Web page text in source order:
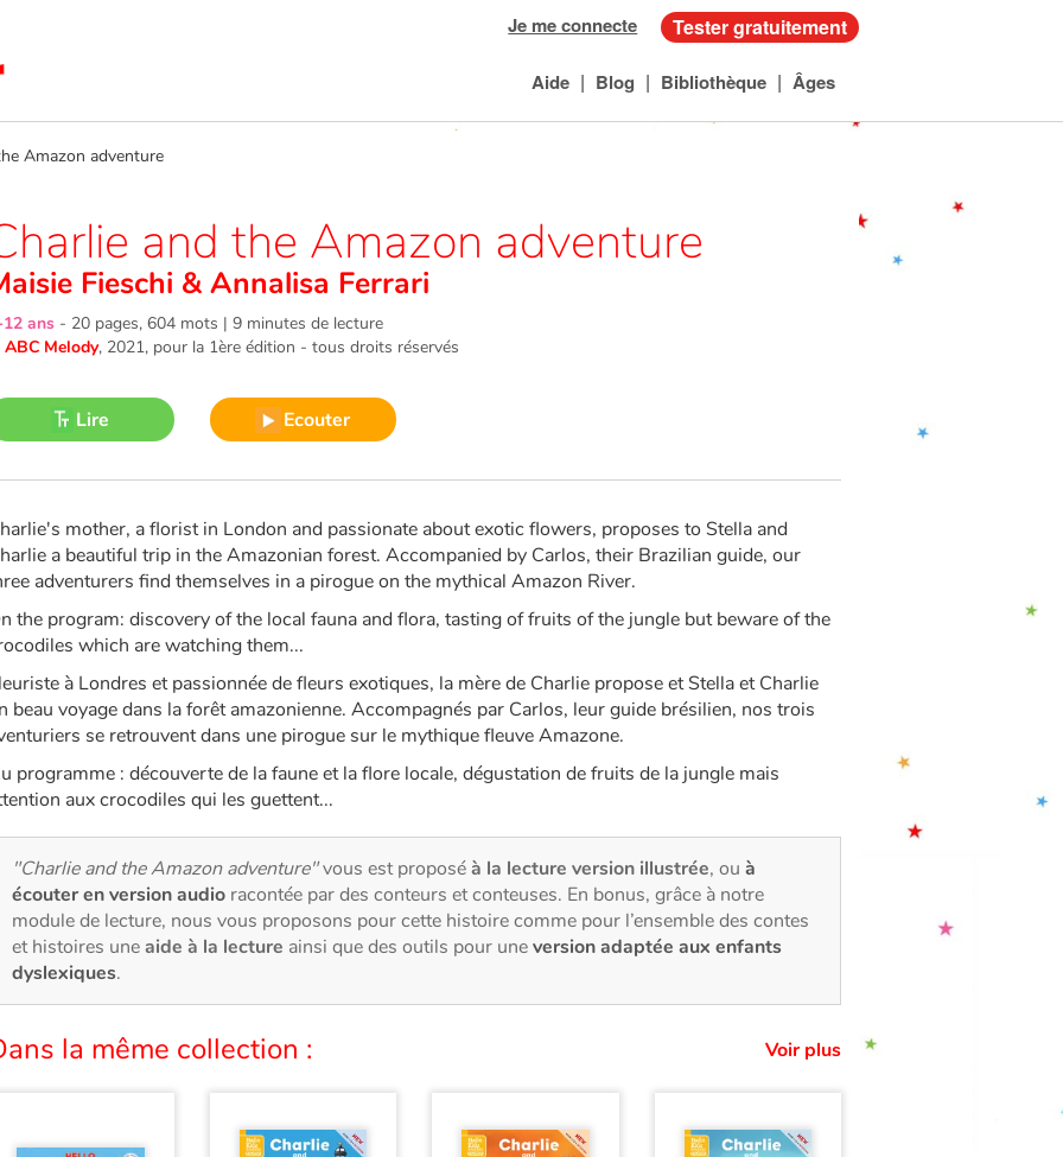
Je me connecte Tester gratuitement
Aide | Blog | Bibliothèque | Âges
Amazon adventure
and the Amazon adventure
Fieschi & Annalisa Ferrari
ans - 20 pages, 604 mots | 9 minutes de lecture
ABC Melody, 2021, pour la 1ère édition - tous droits réservés
Lire Ecouter
mother, a florist in London and passionate about exotic flowers, proposes to Stella and
a beautiful trip in the Amazonian forest. Accompanied by Carlos, their Brazilian guide, our
adventurers find themselves in a pirogue on the mythical Amazon River.
the program: discovery of the local fauna and flora, tasting of fruits of the jungle but beware of the
which are watching them...
à Londres et passionnée de fleurs exotiques, la mère de Charlie propose et Stella et Charlie
beau voyage dans la forêt amazonienne. Accompagnés par Carlos, leur guide brésilien, nos trois
se retrouvent dans une pirogue sur le mythique fleuve Amazone.
programme : découverte de la faune et la flore locale, dégustation de fruits de la jungle mais
aux crocodiles qui les guettent...
"Charlie and the Amazon adventure"vous est proposéà la lecture version illustrée, ou à
écouter en version audio racontée par des conteurs et conteuses. En bonus, grâce à notre
module de lecture, nous vous proposons pour cette histoire comme pour l’ensemble des contes
et histoires uneaide à la lecture ainsi que des outils pour uneversion adaptée aux enfants
dyslexiques.
la même collection : Voir plus